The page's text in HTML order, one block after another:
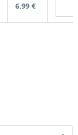
6,99 €